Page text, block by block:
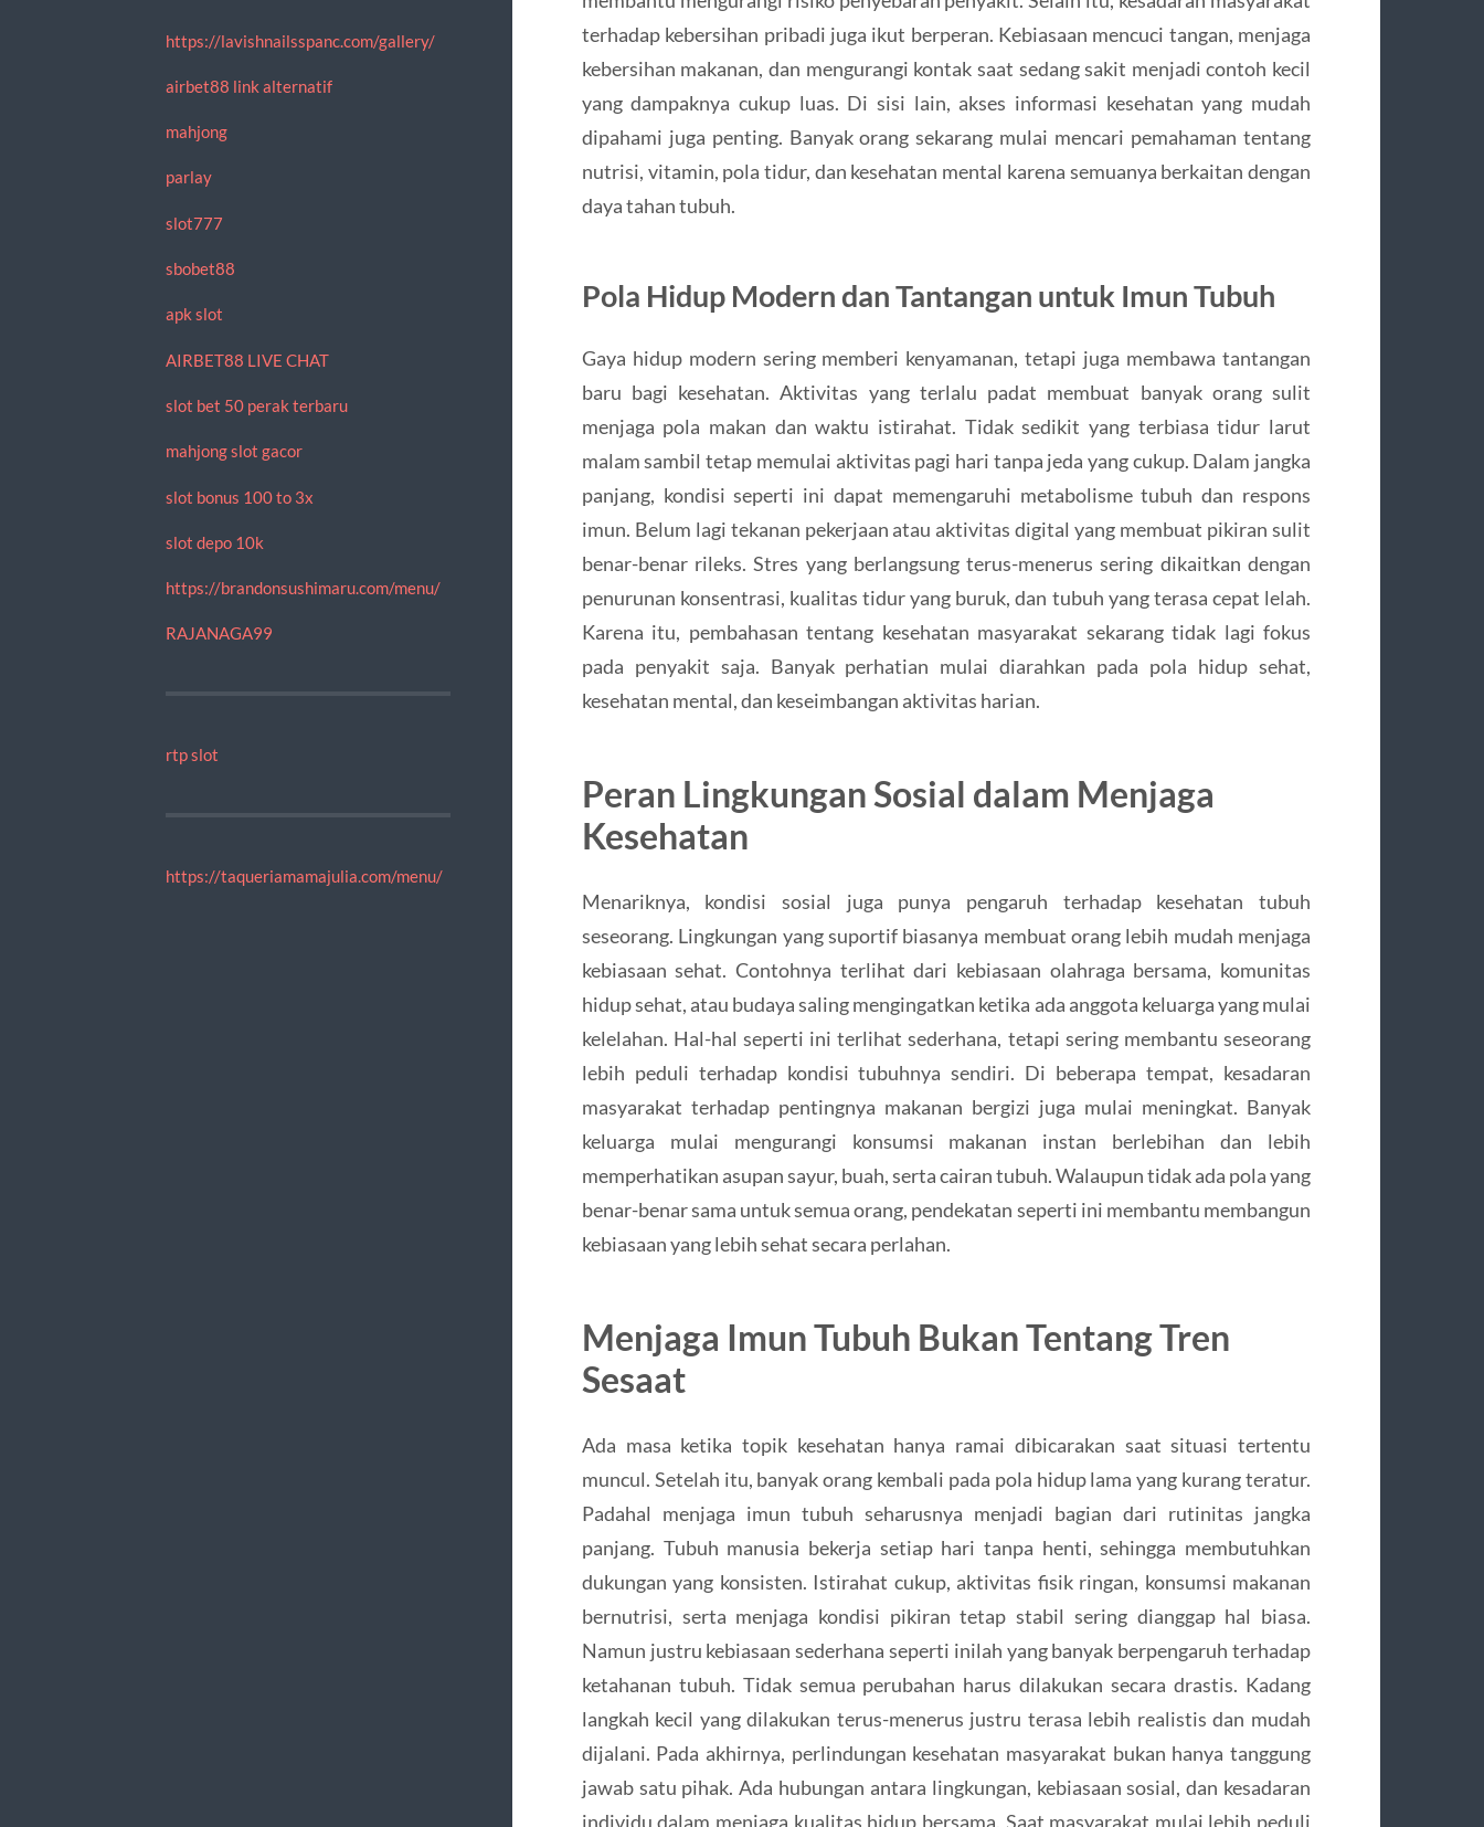
https://lavishnailsspanc.com/gallery/
airbet88 link alternatif
mahjong
parlay
slot777
sbobet88
apk slot
AIRBET88 LIVE CHAT
slot bet 50 perak terbaru
mahjong slot gacor
slot bonus 100 to 3x
slot depo 10k
https://brandonsushimaru.com/menu/
RAJANAGA99
rtp slot
https://taqueriamamajulia.com/menu/
terhadap kebersihan pribadi juga ikut berperan. Kebiasaan mencuci tangan, menjaga
kebersihan makanan, dan mengurangi kontak saat sedang sakit menjadi contoh kecil
yang dampaknya cukup luas. Di sisi lain, akses informasi kesehatan yang mudah
dipahami juga penting. Banyak orang sekarang mulai mencari pemahaman tentang
nutrisi, vitamin, pola tidur, dan kesehatan mental karena semuanya berkaitan dengan
daya tahan tubuh.
Pola Hidup Modern dan Tantangan untuk Imun Tubuh
Gaya hidup modern sering memberi kenyamanan, tetapi juga membawa tantangan
baru bagi kesehatan. Aktivitas yang terlalu padat membuat banyak orang sulit
menjaga pola makan dan waktu istirahat. Tidak sedikit yang terbiasa tidur larut
malam sambil tetap memulai aktivitas pagi hari tanpa jeda yang cukup. Dalam jangka
panjang, kondisi seperti ini dapat memengaruhi metabolisme tubuh dan respons
imun. Belum lagi tekanan pekerjaan atau aktivitas digital yang membuat pikiran sulit
benar-benar rileks. Stres yang berlangsung terus-menerus sering dikaitkan dengan
penurunan konsentrasi, kualitas tidur yang buruk, dan tubuh yang terasa cepat lelah.
Karena itu, pembahasan tentang kesehatan masyarakat sekarang tidak lagi fokus
pada penyakit saja. Banyak perhatian mulai diarahkan pada pola hidup sehat,
kesehatan mental, dan keseimbangan aktivitas harian.
Peran Lingkungan Sosial dalam Menjaga
Kesehatan
Menariknya, kondisi sosial juga punya pengaruh terhadap kesehatan tubuh
seseorang. Lingkungan yang suportif biasanya membuat orang lebih mudah menjaga
kebiasaan sehat. Contohnya terlihat dari kebiasaan olahraga bersama, komunitas
hidup sehat, atau budaya saling mengingatkan ketika ada anggota keluarga yang mulai
kelelahan. Hal-hal seperti ini terlihat sederhana, tetapi sering membantu seseorang
lebih peduli terhadap kondisi tubuhnya sendiri. Di beberapa tempat, kesadaran
masyarakat terhadap pentingnya makanan bergizi juga mulai meningkat. Banyak
keluarga mulai mengurangi konsumsi makanan instan berlebihan dan lebih
memperhatikan asupan sayur, buah, serta cairan tubuh. Walaupun tidak ada pola yang
benar-benar sama untuk semua orang, pendekatan seperti ini membantu membangun
kebiasaan yang lebih sehat secara perlahan.
Menjaga Imun Tubuh Bukan Tentang Tren
Sesaat
Ada masa ketika topik kesehatan hanya ramai dibicarakan saat situasi tertentu
muncul. Setelah itu, banyak orang kembali pada pola hidup lama yang kurang teratur.
Padahal menjaga imun tubuh seharusnya menjadi bagian dari rutinitas jangka
panjang. Tubuh manusia bekerja setiap hari tanpa henti, sehingga membutuhkan
dukungan yang konsisten. Istirahat cukup, aktivitas fisik ringan, konsumsi makanan
bernutrisi, serta menjaga kondisi pikiran tetap stabil sering dianggap hal biasa.
Namun justru kebiasaan sederhana seperti inilah yang banyak berpengaruh terhadap
ketahanan tubuh. Tidak semua perubahan harus dilakukan secara drastis. Kadang
langkah kecil yang dilakukan terus-menerus justru terasa lebih realistis dan mudah
dijalani. Pada akhirnya, perlindungan kesehatan masyarakat bukan hanya tanggung
jawab satu pihak. Ada hubungan antara lingkungan, kebiasaan sosial, dan kesadaran
individu dalam menjaga kualitas hidup bersama. Saat masyarakat mulai lebih peduli